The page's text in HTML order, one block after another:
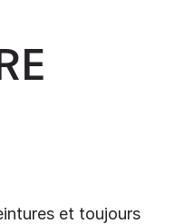
et toujours